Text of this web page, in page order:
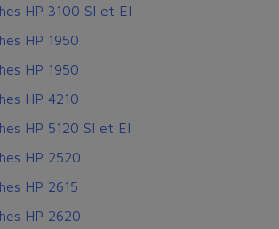
HP 3100 SI et EI
HP 1950
HP 1950
HP 4210
HP 5120 SI et EI
HP 2520
HP 2615
HP 2620